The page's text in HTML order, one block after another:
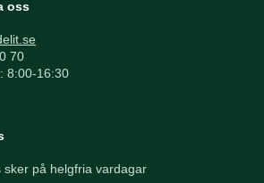
oss
70
8:00-16:30
sker på helgfria vardagar